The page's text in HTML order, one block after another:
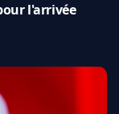
l'arrivée